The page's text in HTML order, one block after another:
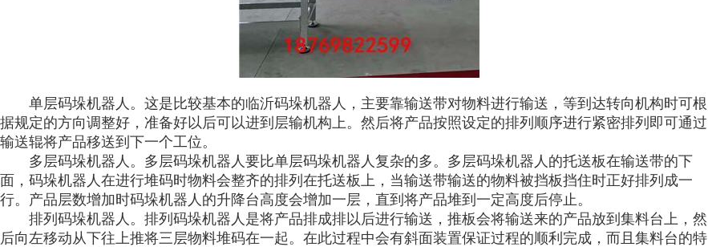
单层码垛机器人。这是比较基本的临沂码垛机器人，主要靠输送带对物料进行输送，等到达转向机构时可根
据规定的方向调整好，准备好以后可以进到层输机构上。然后将产品按照设定的排列顺序进行紧密排列即可通过
输送辊将产品移送到下一个工位。
多层码垛机器人。多层码垛机器人要比单层码垛机器人复杂的多。多层码垛机器人的托送板在输送带的下
面，码垛机器人在进行堆码时物料会整齐的排列在托送板上，当输送带输送的物料被挡板挡住时正好排列成一
行。产品层数增加时码垛机器人的升降台高度会增加一层，直到将产品堆到一定高度后停止。
排列码垛机器人。排列码垛机器人是将产品排成排以后进行输送，推板会将输送来的产品放到集料台上，然
后向左移动从下往上推将三层物料堆码在一起。在此过程中会有斜面装置保证过程的顺利完成，而且集料台的特